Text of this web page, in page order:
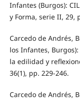
Infantes (Burgos):
y Forma, serie II, 29,
Carcedo de Andrés,
los Infantes,
la edilidad y
36(1), pp. 229-246.
Carcedo de Andrés,